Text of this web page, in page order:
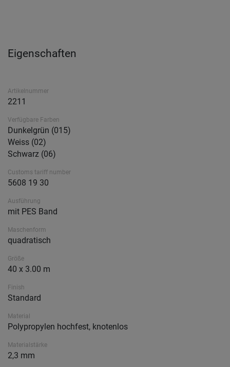
Eigenschaften
Artikelnummer
2211
Verfügbare Farben
Dunkelgrün (015)
Weiss (02)
Schwarz (06)
Customs tariff number
5608 19 30
Ausführung
mit PES Band
Maschenform
quadratisch
Größe
40 x 3.00 m
Finish
Standard
Material
Polypropylen hochfest, knotenlos
Materialstärke
2,3 mm